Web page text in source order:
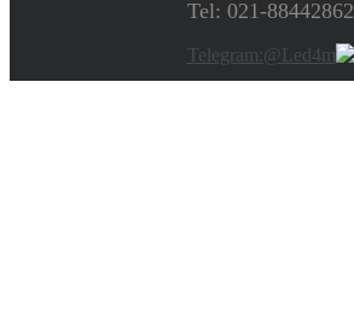
Tel: 021-88442862